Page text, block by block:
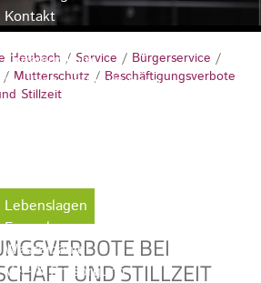
Kontakt
Rathausteam
Organigramm
Stellenausschreibungen
Dienstleistungen
Lebenslagen
Formulare
Wasserzähler
Ver- & Entsorgung
Heubach / Service / Bürgerservice /
/ Mutterschutz / Beschäftigungsverbote
Stillzeit
BEI
UND STILLZEIT